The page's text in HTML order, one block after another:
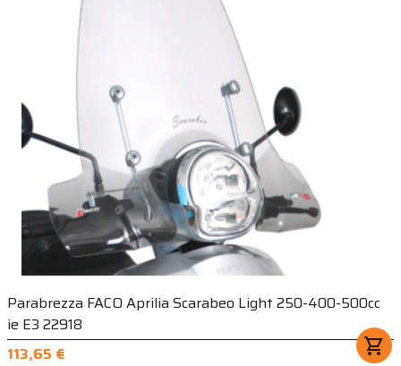
Parabrezza FACO Aprilia Scarabeo Light 250-400-500cc
ie E3 22918
113,65 €
shopping_cart